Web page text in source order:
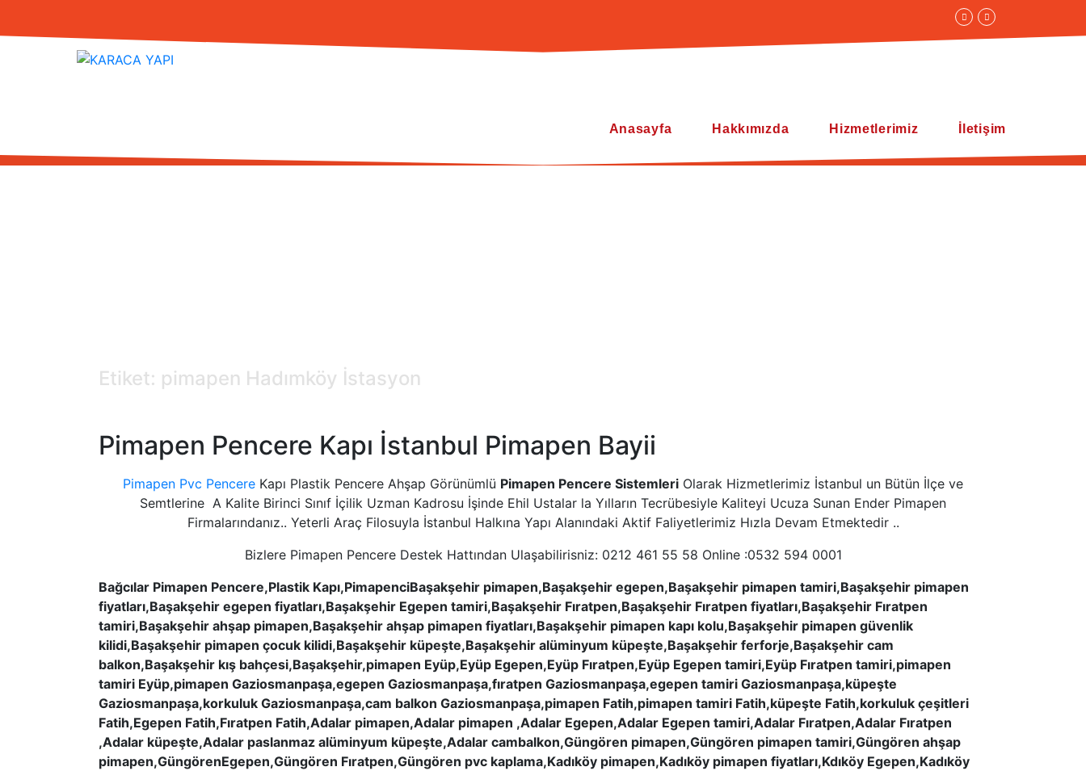
Anasayfa Hakkımızda Hizmetlerimiz İletişim
Etiket: pimapen Hadımköy İstasyon
Pimapen Pencere Kapı İstanbul Pimapen Bayii
Pimapen Pvc Pencere Kapı Plastik Pencere Ahşap Görünümlü Pimapen Pencere Sistemleri Olarak Hizmetlerimiz İstanbul un Bütün İlçe ve
Semtlerine A Kalite Birinci Sınıf İçilik Uzman Kadrosu İşinde Ehil Ustalar la Yılların Tecrübesiyle Kaliteyi Ucuza Sunan Ender Pimapen
Firmalarındanız.. Yeterli Araç Filosuyla İstanbul Halkına Yapı Alanındaki Aktif Faliyetlerimiz Hızla Devam Etmektedir ..
Bizlere Pimapen Pencere Destek Hattından Ulaşabilirisniz: 0212 461 55 58 Online :0532 594 0001
Bağcılar Pimapen Pencere,Plastik Kapı,PimapenciBaşakşehir pimapen,Başakşehir egepen,Başakşehir pimapen tamiri,Başakşehir pimapen
fiyatları,Başakşehir egepen fiyatları,Başakşehir Egepen tamiri,Başakşehir Fıratpen,Başakşehir Fıratpen fiyatları,Başakşehir Fıratpen
tamiri,Başakşehir ahşap pimapen,Başakşehir ahşap pimapen fiyatları,Başakşehir pimapen kapı kolu,Başakşehir pimapen güvenlik
kilidi,Başakşehir pimapen çocuk kilidi,Başakşehir küpeşte,Başakşehir alüminyum küpeşte,Başakşehir ferforje,Başakşehir cam
balkon,Başakşehir kış bahçesi,Başakşehir,pimapen Eyüp,Eyüp Egepen,Eyüp Fıratpen,Eyüp Egepen tamiri,Eyüp Fıratpen tamiri,pimapen
tamiri Eyüp,pimapen Gaziosmanpaşa,egepen Gaziosmanpaşa,fıratpen Gaziosmanpaşa,egepen tamiri Gaziosmanpaşa,küpeşte
Gaziosmanpaşa,korkuluk Gaziosmanpaşa,cam balkon Gaziosmanpaşa,pimapen Fatih,pimapen tamiri Fatih,küpeşte Fatih,korkuluk çeşitleri
Fatih,Egepen Fatih,Fıratpen Fatih,Adalar pimapen,Adalar pimapen ,Adalar Egepen,Adalar Egepen tamiri,Adalar Fıratpen,Adalar Fıratpen
,Adalar küpeşte,Adalar paslanmaz alüminyum küpeşte,Adalar cambalkon,Güngören pimapen,Güngören pimapen tamiri,Güngören ahşap
pimapen,GüngörenEgepen,Güngören Fıratpen,Güngören pvc kaplama,Kadıköy pimapen,Kadıköy pimapen fiyatları,Kdıköy Egepen,Kadıköy